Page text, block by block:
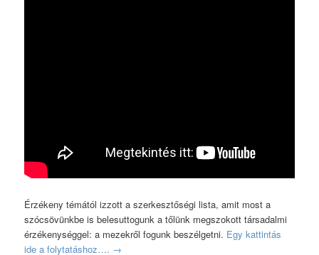
Érzékeny témától izzott a szerkesztőségi lista, amit most a
szócsövünkbe is belesuttogunk a tőlünk megszokott társadalmi
érzékenységgel: a mezekről fogunk beszélgetni. Egy kattintás
ide a folytatáshoz…. →